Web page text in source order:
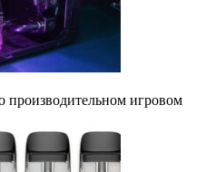
производительном игровом